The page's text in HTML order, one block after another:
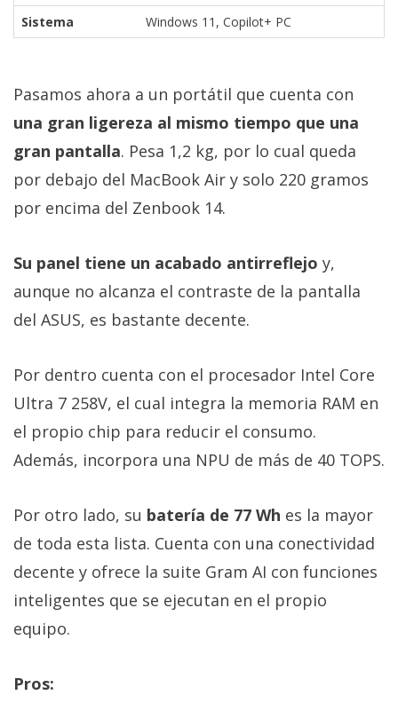
Sistema
Windows 11, Copilot+ PC
Pasamos ahora a un portátil que cuenta con
una gran ligereza al mismo tiempo que una
gran pantalla. Pesa 1,2 kg, por lo cual queda
por debajo del MacBook Air y solo 220 gramos
por encima del Zenbook 14.
Su panel tiene un acabado antirreflejo y,
aunque no alcanza el contraste de la pantalla
del ASUS, es bastante decente.
Por dentro cuenta con el procesador Intel Core
Ultra 7 258V, el cual integra la memoria RAM en
el propio chip para reducir el consumo.
Además, incorpora una NPU de más de 40 TOPS.
Por otro lado, su batería de 77 Wh es la mayor
de toda esta lista. Cuenta con una conectividad
decente y ofrece la suite Gram AI con funciones
inteligentes que se ejecutan en el propio
equipo.
Pros: